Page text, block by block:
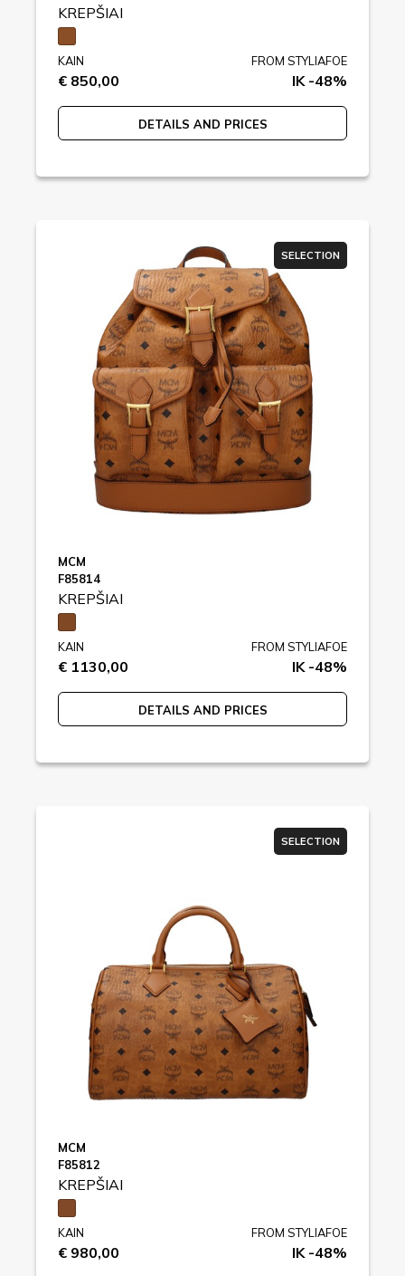
KREPŠIAI
KAIN
€ 850,00
FROM STYLIAFOE
IK -48%
DETAILS AND PRICES
SELECTION
MCM
F85814
KREPŠIAI
KAIN
€ 1130,00
FROM STYLIAFOE
IK -48%
DETAILS AND PRICES
SELECTION
MCM
F85812
KREPŠIAI
KAIN
€ 980,00
FROM STYLIAFOE
IK -48%